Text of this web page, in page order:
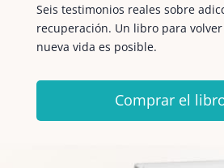
Seis testimonios reales sobre
recuperación. Un libro para
nueva vida es posible.
Comprar el